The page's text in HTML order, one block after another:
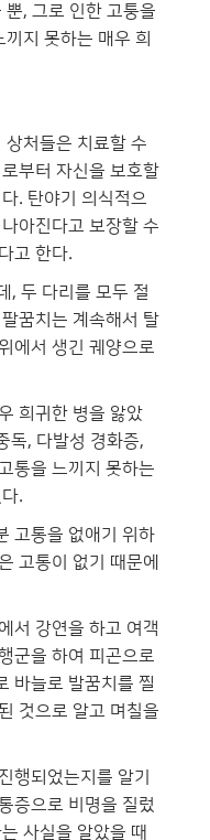
, 그로 인한 고퉁을
지 못하는 매우 희
처들은 치료할 수
부터 자신을 보호할
. 탄야기 의식적으
아진다고 보장할 수
고 한다.
, 두 다리를 모두 절
꿈치는 계속해서 탈
에서 생긴 궤양으로
희귀한 병을 앓았
독, 다발성 경화증,
통을 느끼지 못하는
.
고통을 없애기 위하
고통이 없기 때문에
서 강연을 하고 여객
군을 하여 피곤으로
바늘로 발꿈치를 찔
것으로 알고 며칠을
행되었는지를 알기
증으로 비명을 질렀
사실을 알았을 때